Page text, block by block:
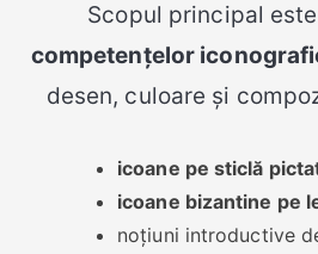
Scopul principal
competențelor
desen, culoare și
icoane pe sticlă
icoane bizantine pe
noțiuni introductive